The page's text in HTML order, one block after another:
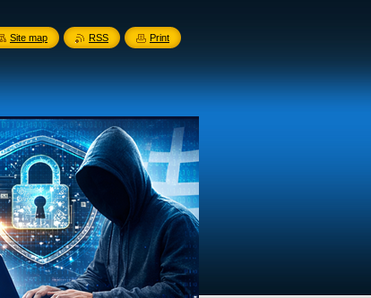
Site map RSS Print